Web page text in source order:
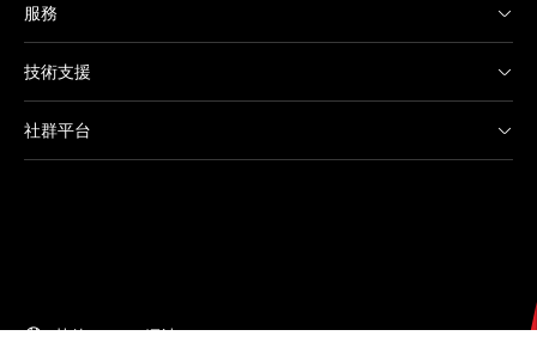
服務
技術支援
社群平台
其他 Canon 網站